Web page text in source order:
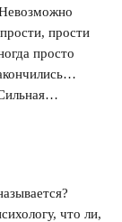
прости
просто
что ли,